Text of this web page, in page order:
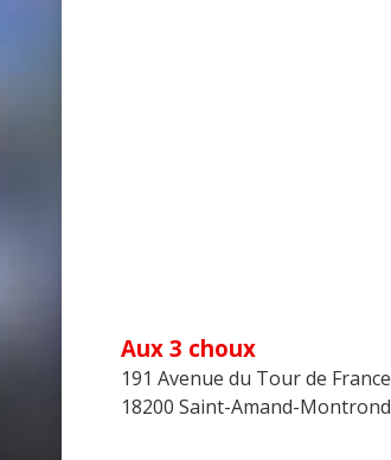
Aux 3 choux
191 Avenue du Tour de France
18200 Saint-Amand-Montrond